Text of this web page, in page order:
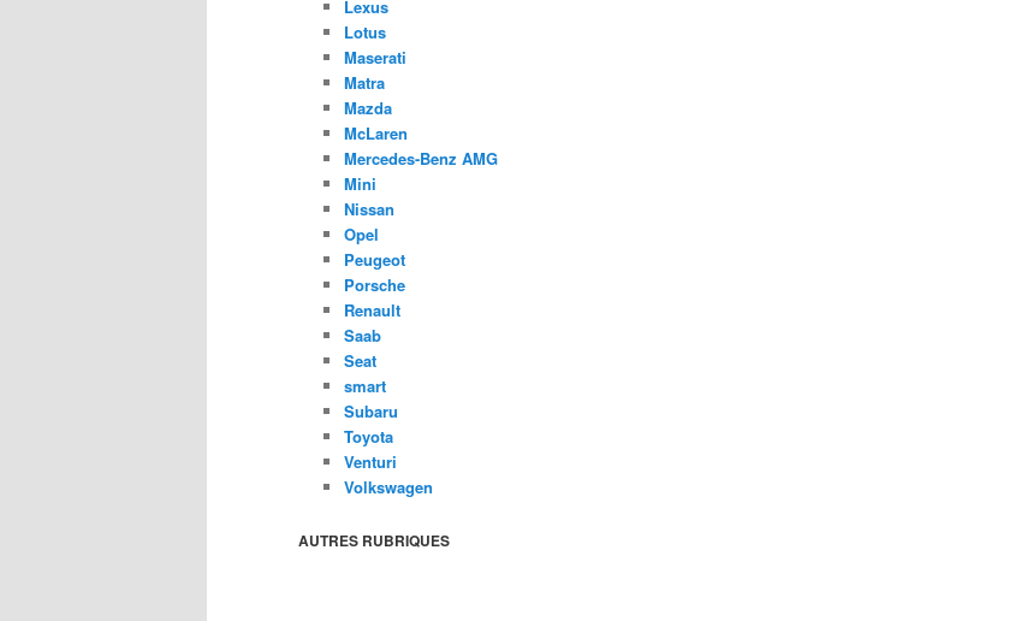
Lexus
Lotus
Maserati
Matra
Mazda
McLaren
Mercedes-Benz AMG
Mini
Nissan
Opel
Peugeot
Porsche
Renault
Saab
Seat
smart
Subaru
Toyota
Venturi
Volkswagen
AUTRES RUBRIQUES